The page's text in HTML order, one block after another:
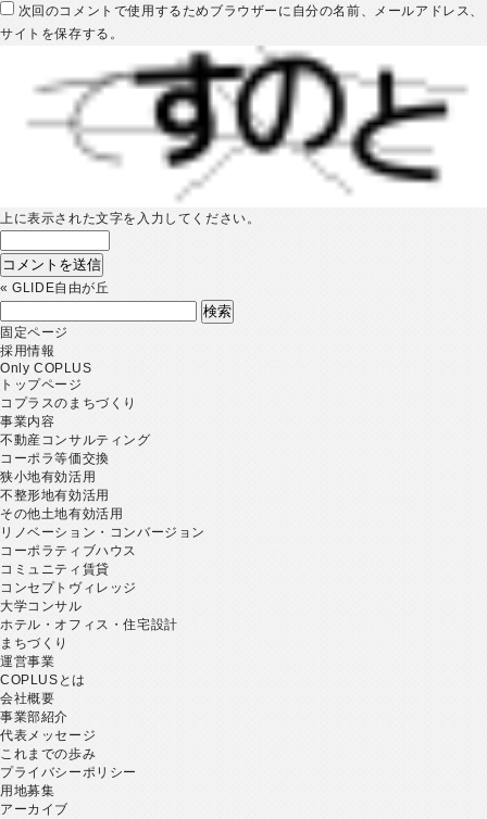
次回のコメントで使用するためブラウザーに自分の名前、メールアドレス、
サイトを保存する。
上に表示された文字を入力してください。
«GLIDE自由が丘
索:
固定ページ
採用情報
Only COPLUS
トップページ
コプラスのまちづくり
事業内容
不動産コンサルティング
コーポラ等価交換
狭小地有効活用
不整形地有効活用
その他土地有効活用
リノベーション・コンバージョン
コーポラティブハウス
コミュニティ賃貸
コンセプトヴィレッジ
大学コンサル
ホテル・オフィス・住宅設計
まちづくり
運営事業
COPLUSとは
会社概要
事業部紹介
代表メッセージ
これまでの歩み
プライバシーポリシー
用地募集
アーカイブ